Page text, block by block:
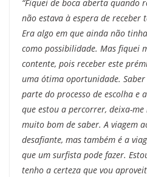
“Fiquei de boca aberta quando
não estava à espera de receber
Era algo em que ainda não
como possibilidade. Mas fiquei
contente, pois receber este
uma ótima oportunidade. Saber
parte do processo de escolha e
que estou a percorrer, deixa-
muito bom de saber. A viagem
desafiante, mas também é a
que um surfista pode fazer.
tenho a certeza que vou